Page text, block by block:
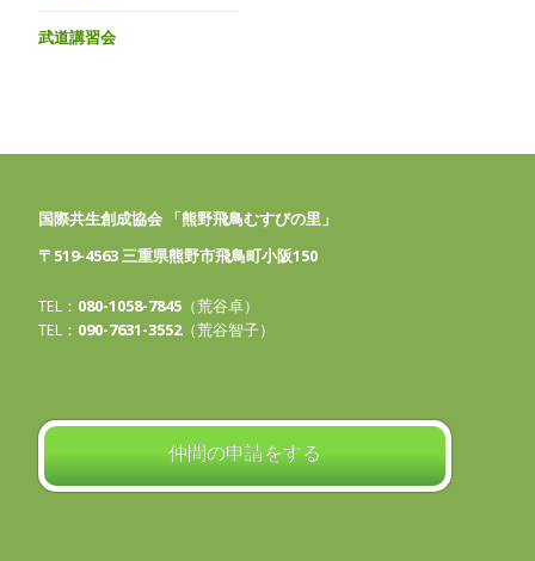
武道講習会
国際共生創成協会 「熊野飛鳥むすびの里」
〒519-4563 三重県熊野市飛鳥町小阪150
TEL： 080-1058-7845 （荒谷卓）
TEL： 090-7631-3552（荒谷智子）
仲間の申請をする